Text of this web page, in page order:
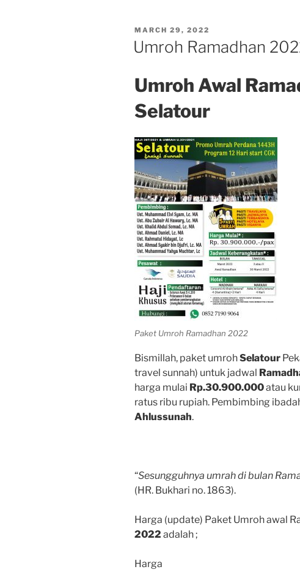
POSTED
ON
MARCH 29, 2022
Umroh Ramadhan
Umroh Awal
Selatour
Paket Umroh Ramadhan 2022
Bismillah, paket umrohSelatour
travel sunnah) untuk jadwal
harga mulai Rp.30.900.000atau
ratus ribu rupiah. Pembimbing
Ahlussunah.
“Sesungguhnya umrah di bulan
(HR. Bukhari no. 1863).
Harga (update) Paket Umroh awal
2022 adalah ;
Harga